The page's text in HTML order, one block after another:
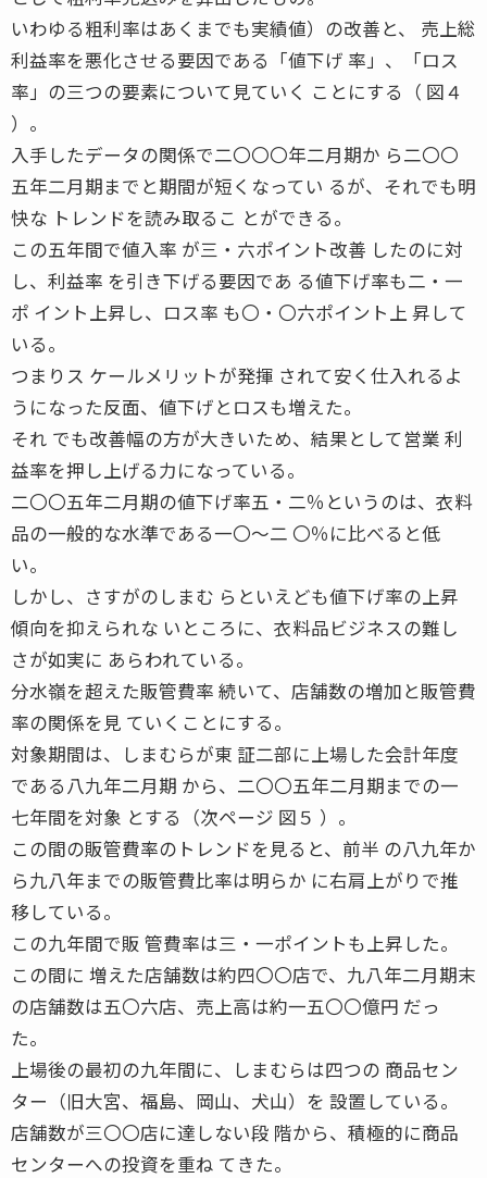
いわゆる粗利率はあくまでも実績値）の改善と、 売上総
利益率を悪化させる要因である「値下げ 率」、「ロス
率」の三つの要素について見ていく ことにする（ 図４
）。
入手したデータの関係で二〇〇〇年二月期か ら二〇〇
五年二月期までと期間が短くなってい るが、それでも明
快な トレンドを読み取るこ とができる。
この五年間で値入率 が三・六ポイント改善 したのに対
し、利益率 を引き下げる要因であ る値下げ率も二・一
ポ イント上昇し、ロス率 も〇・〇六ポイント上 昇して
いる。
つまりス ケールメリットが発揮 されて安く仕入れるよ
うになった反面、値下げとロスも増えた。
それ でも改善幅の方が大きいため、結果として営業 利
益率を押し上げる力になっている。
二〇〇五年二月期の値下げ率五・二％というのは、衣料
品の一般的な水準である一〇〜二 〇％に比べると低
い。
しかし、さすがのしまむ らといえども値下げ率の上昇
傾向を抑えられな いところに、衣料品ビジネスの難し
さが如実に あらわれている。
分水嶺を超えた販管費率 続いて、店舗数の増加と販管費
率の関係を見 ていくことにする。
対象期間は、しまむらが東 証二部に上場した会計年度
である八九年二月期 から、二〇〇五年二月期までの一
七年間を対象 とする（次ページ 図５ ）。
この間の販管費率のトレンドを見ると、前半 の八九年か
ら九八年までの販管費比率は明らか に右肩上がりで推
移している。
この九年間で販 管費率は三・一ポイントも上昇した。
この間に 増えた店舗数は約四〇〇店で、九八年二月期末
の店舗数は五〇六店、売上高は約一五〇〇億円 だっ
た。
上場後の最初の九年間に、しまむらは四つの 商品セン
ター（旧大宮、福島、岡山、犬山）を 設置している。
店舗数が三〇〇店に達しない段 階から、積極的に商品
センターへの投資を重ね てきた。